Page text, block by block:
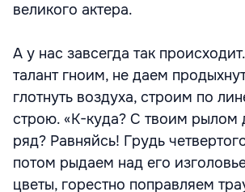
великого актера.
А у нас завсегда так
талант гноим, не даем
глотнуть воздуха, строим по
строю. «К-куда? С твоим рылом
ряд? Равняйсь! Грудь
потом рыдаем над его
цветы, горестно поправляем